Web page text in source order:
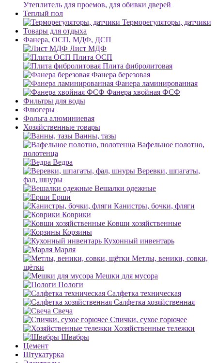
Утеплитель для проемов, для обивки дверей
Теплый пол
Терморегуляторы, датчики
Товары для отдыха
Фанера, ОСП, МДФ, ДСП
Лист МДФ
Плита ОСП
Плита фибролитовая
Фанера березовая
Фанера ламинированная
Фанера хвойная ФСФ
Фильтры для воды
Флюгеры
Фольга алюминиевая
Хозяйственные товары
Ванны, тазы
Вафельное полотно,
полотенца
Ведра
Веревки, шпагаты,
фал, шнуры
Вешалки одежные
Ерши
Канистры, бочки, фляги
Коврики
Ковши хозяйственные
Корзины
Кухонный инвентарь
Марля
Метлы, веники, совки,
щётки
Мешки для мусора
Пологи
Салфетка техническая
Салфетка хозяйственная
Свеча
Спички, сухое горючее
Хозяйственные тележки
Швабры
Цемент
Штукатурка